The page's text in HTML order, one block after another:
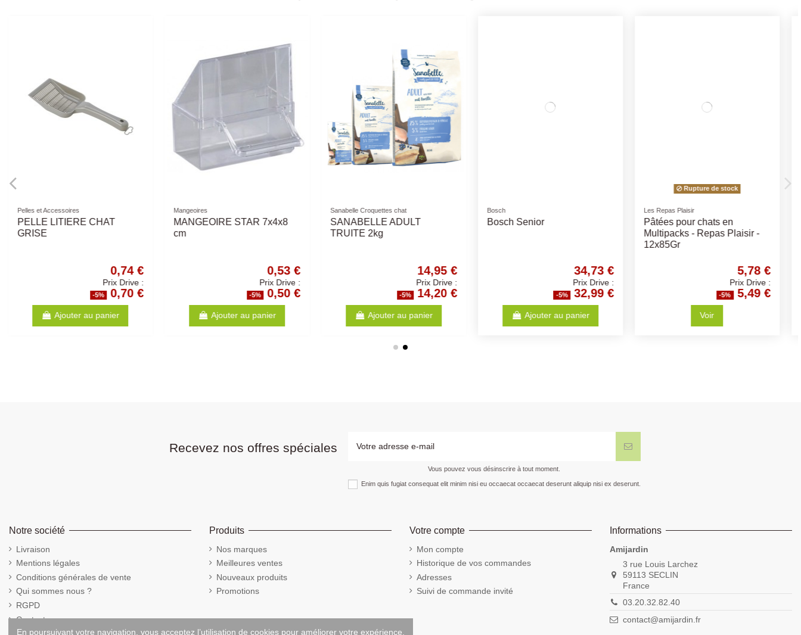
Bosch
Bosch Senior
34,73 €
Prix Drive :
-5% 32,99 €
Ajouter au panier
Les Repas Plaisir
Pâtées pour chats en
Multipacks - Repas Plaisir -
5,78 €
Prix Drive :
-5% 5,49 €
Voir
Sanabelle
Sanabelle Boite Truite et
Boeuf 400Gr
2,41 €
Prix Drive :
-5% 2,29 €
Ajouter au panier
Mangeoires
Mangeoire Fop Cage Evita-
2,63 €
Prix Drive :
-5% 2,50 €
Ajouter au panier
Sanabelle
Sanabelle Boite Canard et
Poulet 400Gr
2,41 €
Prix Drive :
-5% 2,29 €
Ajouter au panier
Recevez nos offres spéciales
Vous pouvez vous désinscrire à tout moment.
Enim quis fugiat consequat elit minim nisi eu occaecat occaecat deserunt aliquip nisi ex deserunt.
Notre société
Livraison
Mentions légales
Conditions générales de vente
Qui sommes nous ?
RGPD
Contactez-nous
Produits
Nos marques
Meilleures ventes
Nouveaux produits
Promotions
Votre compte
Mon compte
Historique de vos commandes
Adresses
Suivi de commande invité
Informations
Amijardin
3 rue Louis Larchez
59113 SECLIN
France
03.20.32.82.40
contact@amijardin.fr
En poursuivant votre navigation, vous acceptez l’utilisation de cookies pour améliorer votre expérience.